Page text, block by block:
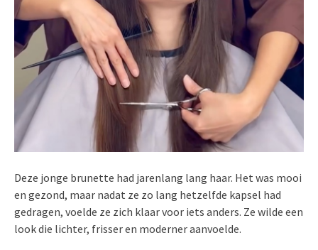
Deze jonge brunette had jarenlang lang haar. Het was mooi
en gezond, maar nadat ze zo lang hetzelfde kapsel had
gedragen, voelde ze zich klaar voor iets anders. Ze wilde een
look die lichter, frisser en moderner aanvoelde.